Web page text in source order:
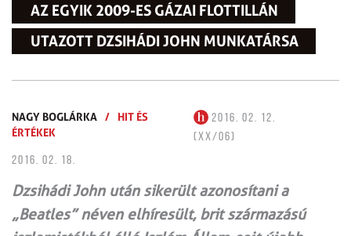
AZ EGYIK 2009-ES GÁZAI FLOTTILLÁN
UTAZOTT DZSIHÁDI JOHN MUNKATÁRSA
NAGY BOGLÁRKA /
HIT ÉS
ÉRTÉKEK
2016. 02. 12.
(XX/06)
2016. 02. 18.
Dzsihádi John után sikerült azonosítani a
„Beatles” néven elhíresült, brit származású